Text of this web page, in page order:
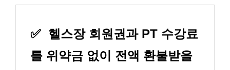
✅ 헬스장 회원권과 PT 수강료
를 위약금 없이 전액 환불받을